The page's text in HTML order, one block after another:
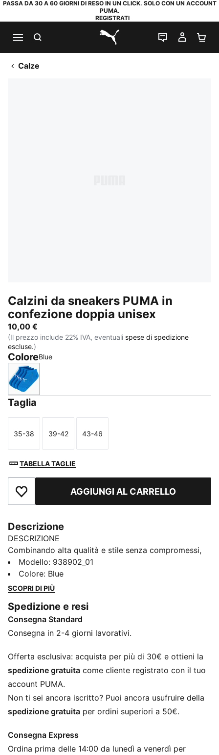
PASSA DA 30 A 60 GIORNI DI RESO IN UN CLICK. SOLO CON UN ACCOUNT
PUMA.
REGISTRATI
PUMA.com
CHAT IL MIO
Calze
Calzini da sneakers PUMA in
confezione doppia unisex
10,00 €
(Il prezzo include 22% IVA, eventuali spese di spedizione
escluse.)
ColoreBlue
Blue
Taglia
Taglia
35-38
Taglia
39-42
Taglia
43-46
TABELLA TAGLIE
Aggiungi ai PreferitiAGGIUNGI AL CARRELLO
Descrizione
DESCRIZIONE
Combinando alta qualità e stile senza compromessi,
questi calzini PUMA unisex offrono supporto all'arco
plantare e ventilazione, mentre la tecnologia di
traspirazione consente di camminare comodamente
DETTAGLI
Modello unisex
Supporto leggero
Ventilazione per un comfort ottimale
Loghi PUMA
65% Poliestere, 31% Poliammide, 4% Elastan
Modello: 938902_01
Colore: Blue
SCOPRI DI PIÙ
Spedizione e resi
Consegna Standard
Consegna in 2-4 giorni lavorativi.
Offerta esclusiva: acquista per più di 30€ e ottieni la
spedizione gratuita come cliente registrato con il tuo
account PUMA.
Non ti sei ancora iscritto? Puoi ancora usufruire della
spedizione gratuita per ordini superiori a 50€.
Consegna Express
Ordina prima delle 14:00 da lunedì a venerdì per